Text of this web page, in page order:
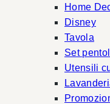
Home
Disney
Tavola
Set
Utensili